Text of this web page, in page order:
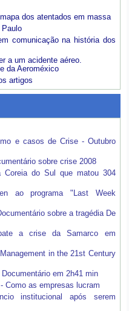
dos atentados em massa
comunicação na história dos
a um acidente aéreo.
da Aeroméxico
artigos
e casos de Crise - Outubro
sobre crise 2008
Coreia do Sul que matou 304
ao programa "Last Week
sobre a tragédia De
a crise da Samarco em
in the 21st Century
em 2h41 min
Como as empresas lucram
institucional após serem